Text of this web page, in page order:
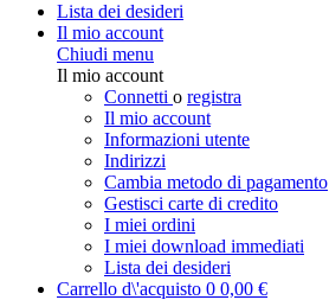
Lista dei desideri
Il mio account
Chiudi menu
Il mio account
Connetti o registra
Il mio account
Informazioni utente
Indirizzi
Cambia metodo di pagamento
Gestisci carte di credito
I miei ordini
I miei download immediati
Lista dei desideri
Carrello d\'acquisto 0 0,00 €